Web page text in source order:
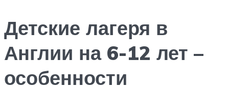
Детские лагеря в
Англии на 6-12 лет –
особенности